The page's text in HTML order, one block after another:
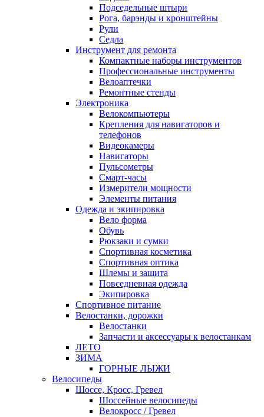
Подседельные штыри
Рога, барэнды и кронштейны
Рули
Седла
Инструмент для ремонта
Компактные наборы инструментов
Профессиональные инструменты
Велоаптечки
Ремонтные стенды
Электроника
Велокомпьютеры
Крепления для навигаторов и
телефонов
Видеокамеры
Навигаторы
Пульсометры
Смарт-часы
Измерители мощности
Элементы питания
Одежда и экипировка
Вело форма
Обувь
Рюкзаки и сумки
Спортивная косметика
Спортивная оптика
Шлемы и защита
Повседневная одежда
Экипировка
Спортивное питание
Велостанки, дорожки
Велостанки
Запчасти и аксессуары к велостанкам
ЛЕТО
ЗИМА
ГОРНЫЕ ЛЫЖИ
Велосипеды
Шоссе, Кросс, Гревел
Шоссейные велосипеды
Велокросс / Гревел